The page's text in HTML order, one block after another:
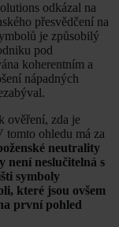
odkázal na
přesvědčení na
je způsobilý
pod
koherentním a
nápadných
ověření, zda je
tomto ohledu má za
neutrality
není neslučitelná s
symboly
které jsou ovšem
první pohled